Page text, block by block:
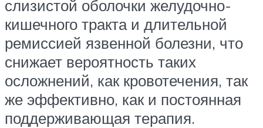
слизистой оболочки желудочно-
кишечного тракта и длительной
ремиссией язвенной болезни, что
снижает вероятность таких
осложнений, как кровотечения, так
же эффективно, как и постоянная
поддерживающая терапия.